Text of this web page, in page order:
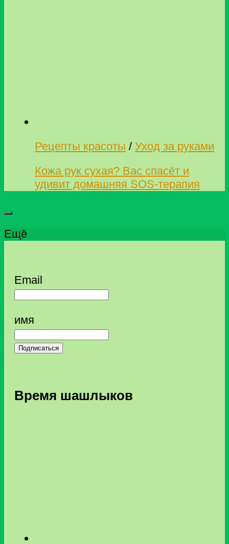
Рецепты красоты / Уход за руками
Кожа рук сухая? Вас спасёт и
удивит домашняя SOS-терапия
Ещё
Email
имя
Подписаться
Время шашлыков